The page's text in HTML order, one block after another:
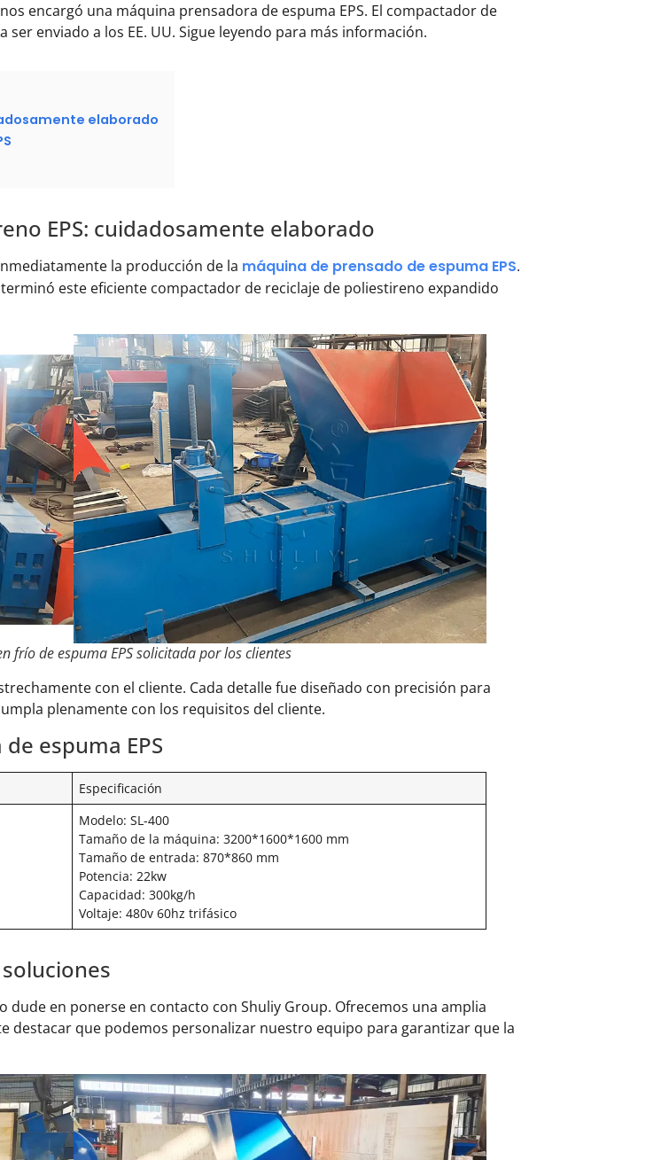
encargó una máquina prensadora de espuma EPS. El compactador de
enviado a los EE. UU. Sigue leyendo para más información.
elaborado
EPS: cuidadosamente elaborado
la producción de la máquina de prensado de espuma EPS.
este eficiente compactador de reciclaje de poliestireno expandido
frío de espuma EPS solicitada por los clientes
con el cliente. Cada detalle fue diseñado con precisión para
plenamente con los requisitos del cliente.
espuma EPS
Especificación
Modelo: SL-400
Tamaño de la máquina: 3200*1600*1600 mm
Tamaño de entrada: 870*860 mm
Potencia: 22kw
Capacidad: 300kg/h
Voltaje: 480v 60hz trifásico
dude en ponerse en contacto con Shuliy Group. Ofrecemos una amplia
destacar que podemos personalizar nuestro equipo para garantizar que la